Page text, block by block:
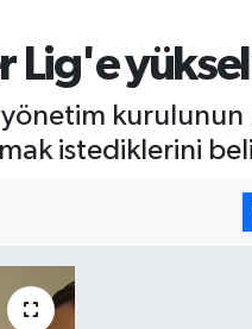
Lig'e
yönetim
istediklerini